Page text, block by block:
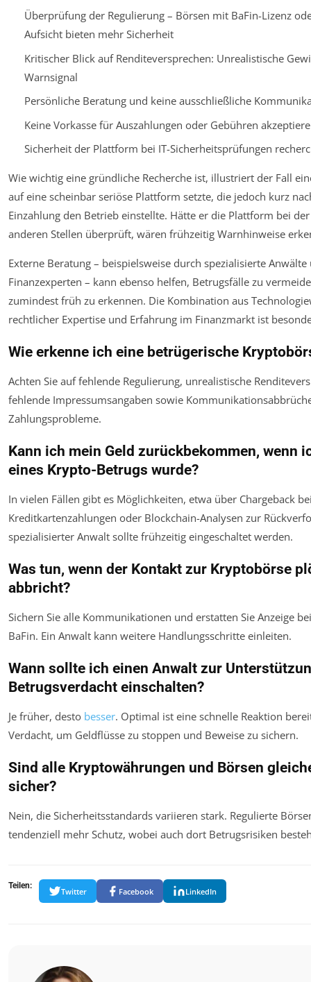
Überprüfung der Regulierung – Börsen mit BaFin-Lizenz
Aufsicht bieten mehr Sicherheit
Kritischer Blick auf Renditeversprechen: Unrealistische
Warnsignal
Persönliche Beratung und keine ausschließliche
Keine Vorkasse für Auszahlungen oder Gebühren
Sicherheit der Plattform bei IT-Sicherheitsprüfungen
Wie wichtig eine gründliche Recherche ist, illustriert der Fall
auf eine scheinbar seriöse Plattform setzte, die jedoch kurz
Einzahlung den Betrieb einstellte. Hätte er die Plattform bei
anderen Stellen überprüft, wären frühzeitig Warnhinweise
Externe Beratung – beispielsweise durch spezialisierte Anwälte
Finanzexperten – kann ebenso helfen, Betrugsfälle zu
zumindest früh zu erkennen. Die Kombination aus
rechtlicher Expertise und Erfahrung im Finanzmarkt ist
Wie erkenne ich eine betrügerische
Achten Sie auf fehlende Regulierung, unrealistische
fehlende Impressumsangaben sowie
Zahlungsprobleme.
Kann ich mein Geld zurückbekommen, wenn
eines Krypto-Betrugs wurde?
In vielen Fällen gibt es Möglichkeiten, etwa über Chargeback
Kreditkartenzahlungen oder Blockchain-Analysen zur
spezialisierter Anwalt sollte frühzeitig eingeschaltet werden.
Was tun, wenn der Kontakt zur Kryptobörse
abbricht?
Sichern Sie alle Kommunikationen und erstatten Sie Anzeige
BaFin. Ein Anwalt kann weitere Handlungsschritte einleiten.
Wann sollte ich einen Anwalt zur
Betrugsverdacht einschalten?
Je früher, desto besser. Optimal ist eine schnelle Reaktion
Verdacht, um Geldflüsse zu stoppen und Beweise zu sichern.
Sind alle Kryptowährungen und Börsen
sicher?
Nein, die Sicherheitsstandards variieren stark. Regulierte
tendenziell mehr Schutz, wobei auch dort Betrugsrisiken
Teilen:
Twitter Facebook LinkedIn